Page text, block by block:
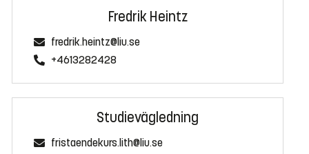
Fredrik Heintz
fredrik.heintz@liu.se
+4613282428
Studievägledning
fristaendekurs.lith@liu.se